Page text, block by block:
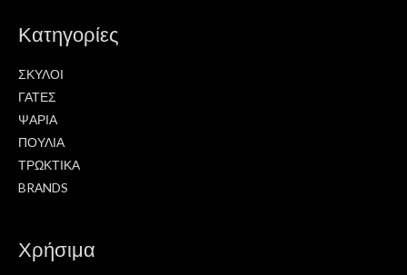
Κατηγορίες
ΣΚΥΛΟΙ
ΓΑΤΕΣ
ΨΑΡΙΑ
ΠΟΥΛΙΑ
ΤΡΩΚΤΙΚΑ
BRANDS
Χρήσιμα